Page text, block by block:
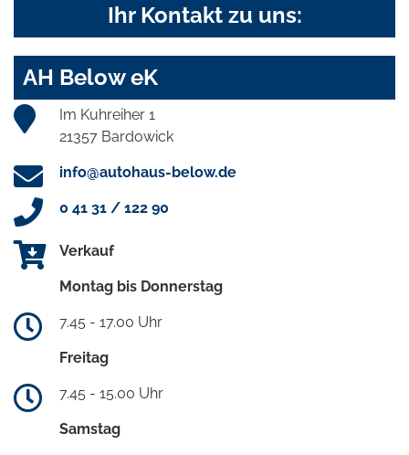
Ihr Kontakt zu uns:
AH Below eK
Im Kuhreiher 1
21357 Bardowick
info@autohaus-below.de
0 41 31 / 122 90
Verkauf
Montag bis Donnerstag
7.45 - 17.00 Uhr
Freitag
7.45 - 15.00 Uhr
Samstag